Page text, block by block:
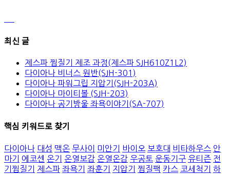
최신 글
제스파 찜질기 제조 과정(제스파 SJH610Z1L2)
다이아나 비너스 원반(SJH-301)
다이아나 파워그립 지압기(SJH-203A)
다이아나 마이티볼 (SJH-203)
다이아나 공기방울 좌욕이야기(SA-707)
핵심 키워드로 찾기
다이아나 대성 맥온 무사이 미안기 바이오 보호대 비타하우스 안
마기
에코센 온기 온열보감 온열온감 우공토 운동기구 유티즌 전
기찜질기
제스파 좌욕기 좌훈기 지압기 찜질팩 카스 코세척기
하